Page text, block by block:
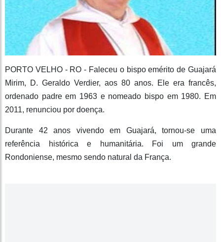
PORTO VELHO - RO - Faleceu o bispo emérito de Guajará
Mirim, D. Geraldo Verdier, aos 80 anos. Ele era francês,
ordenado padre em 1963 e nomeado bispo em 1980. Em
2011, renunciou por doença.
Durante 42 anos vivendo em Guajará, tornou-se uma
referência histórica e humanitária. Foi um grande
Rondoniense, mesmo sendo natural da França.